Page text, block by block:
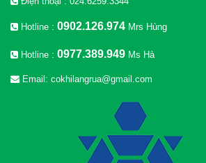
Hotline : 0902.126.974 Mrs Hùng
Hotline : 0977.389.949 Ms Hà
Email: cokhilangrua@gmail.com